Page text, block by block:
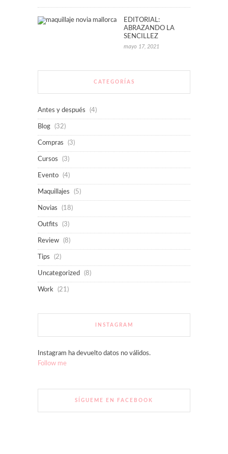
EDITORIAL:
ABRAZANDO LA
SENCILLEZ
mayo 17, 2021
CATEGORÍAS
Antes y después (4)
Blog (32)
Compras (3)
Cursos (3)
Evento (4)
Maquillajes (5)
Novias (18)
Outfits (3)
Review (8)
Tips (2)
Uncategorized (8)
Work (21)
INSTAGRAM
Instagram ha devuelto datos no válidos.
Follow me
SÍGUEME EN FACEBOOK